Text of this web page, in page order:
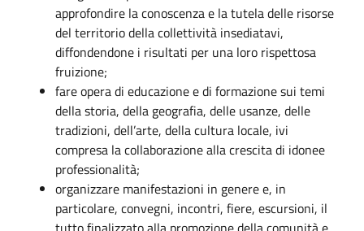
approfondire la conoscenza e la tutela delle risorse
del territorio della collettività insediatavi,
diffondendone i risultati per una loro rispettosa
fruizione;
fare opera di educazione e di formazione sui temi
della storia, della geografia, delle usanze, delle
tradizioni, dell’arte, della cultura locale, ivi
compresa la collaborazione alla crescita di idonee
professionalità;
organizzare manifestazioni in genere e, in
particolare, convegni, incontri, fiere, escursioni, il